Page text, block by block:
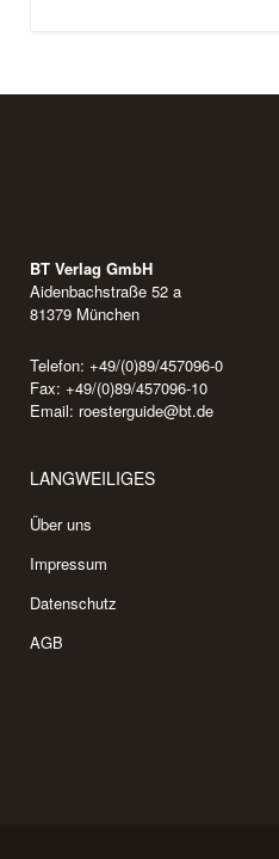
BT Verlag GmbH
Aidenbachstraße 52 a
81379 München
Telefon: +49/(0)89/457096-0
Fax: +49/(0)89/457096-10
Email: roesterguide@bt.de
LANGWEILIGES
Über uns
Impressum
Datenschutz
AGB